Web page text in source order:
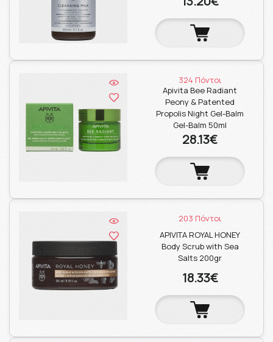
324 Πόντοι
Apivita Bee Radiant
Peony & Patented
Propolis Night Gel-Balm
Gel-Balm 50ml
28.13€
203 Πόντοι
APIVITA ROYAL HONEY
Body Scrub with Sea
Salts 200gr
18.33€